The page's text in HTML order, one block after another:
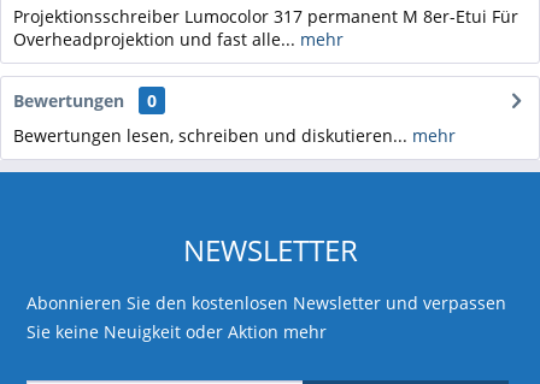
Projektionsschreiber Lumocolor 317 permanent M 8er-Etui Für
Overheadprojektion und fast alle... mehr
Bewertungen
0
Bewertungen lesen, schreiben und diskutieren... mehr
NEWSLETTER
Abonnieren Sie den kostenlosen Newsletter und verpassen
Sie keine Neuigkeit oder Aktion mehr